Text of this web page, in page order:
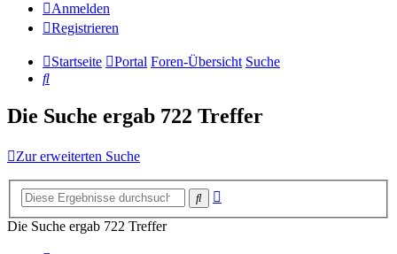
Anmelden
Registrieren
Startseite Portal Foren-Übersicht Suche
Suche
Die Suche ergab 722 Treffer
Zur erweiterten Suche
Suche
Die Suche ergab 722 Treffer